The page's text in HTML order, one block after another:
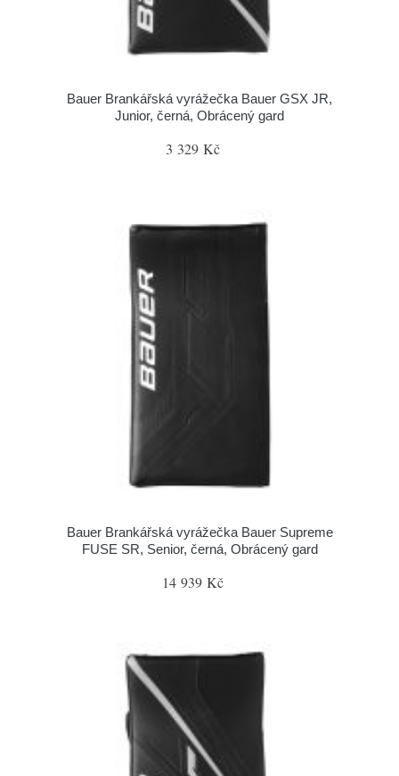
Bauer Brankářská vyrážečka Bauer GSX JR,
Junior, černá, Obrácený gard
3 329 Kč
Bauer Brankářská vyrážečka Bauer Supreme
FUSE SR, Senior, černá, Obrácený gard
14 939 Kč